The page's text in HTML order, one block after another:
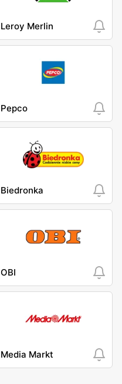
Leroy Merlin
Pepco
Biedronka
OBI
Media Markt